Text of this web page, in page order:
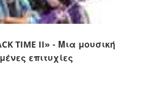
TIME II» - Μια μουσική
επιτυχίες